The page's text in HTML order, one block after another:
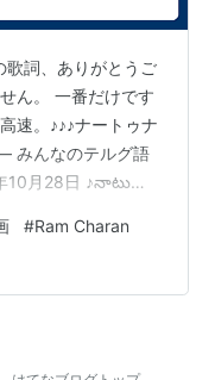
歌詞、ありがとうご
ん。 一番だけです
速。♪♪♪ナートゥナ
みんなのテルグ語
10月28日 ♪నాటు
ッリ ナ～トゥ
[4K]| RRR Songs
#Ram Charan